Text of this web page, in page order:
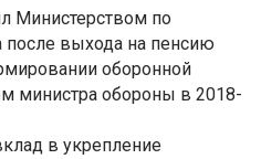
Министерством по
выхода на пенсию
оборонной
министра обороны в 2018-
в укрепление